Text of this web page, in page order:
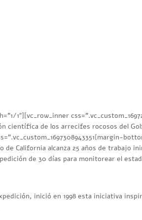
1″][vc_row_inner
científica de los arrecifes rocosos del
de California alcanza 25 años de trabajo
de 30 días para monitorear el
inició en 1998 esta iniciativa